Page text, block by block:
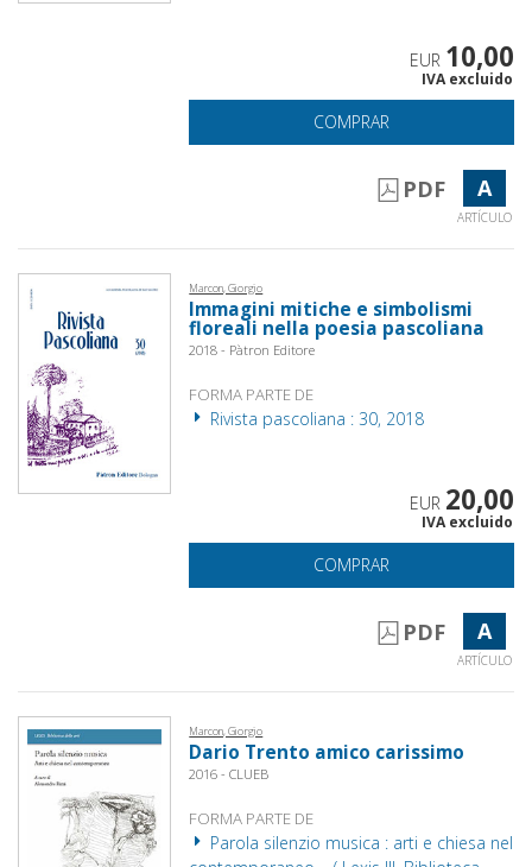
EUR 10,00
IVA excluido
COMPRAR
PDF A
ARTÍCULO
Marcon, Giorgio
Immagini mitiche e simbolismi
floreali nella poesia pascoliana
2018 - Pàtron Editore
FORMA PARTE DE
Rivista pascoliana : 30, 2018
EUR 20,00
IVA excluido
COMPRAR
PDF A
ARTÍCULO
Marcon, Giorgio
Dario Trento amico carissimo
2016 - CLUEB
FORMA PARTE DE
Parola silenzio musica : arti e chiesa nel